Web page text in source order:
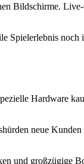
Bildschirme.
Hardware
neue
und großzügige